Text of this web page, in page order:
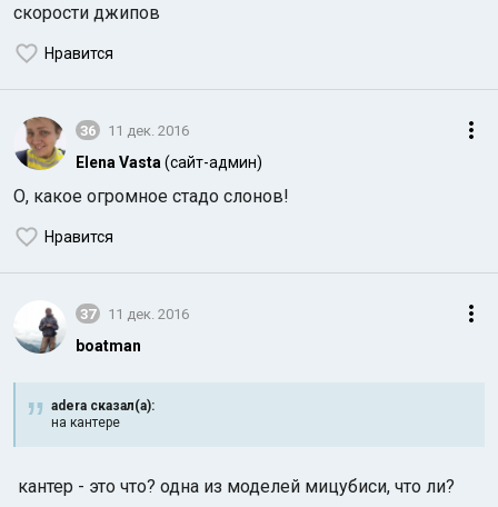
скорости джипов
Нравится
36 11 дек. 2016
Elena Vasta (сайт-админ)
О, какое огромное стадо слонов!
Нравится
37 11 дек. 2016
boatman
adera сказал(а):
на кантере
кантер - это что? одна из моделей мицубиси, что ли?